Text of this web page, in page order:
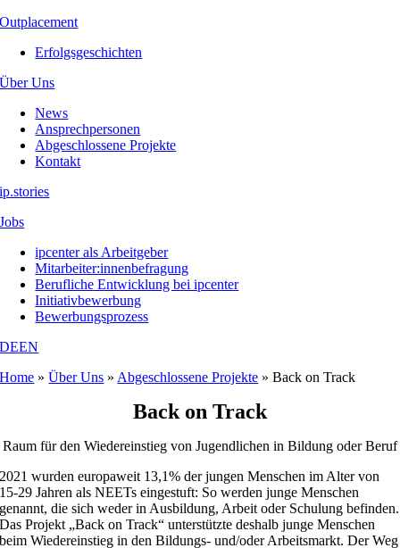
Outplacement
Erfolgsgeschichten
Über Uns
News
Ansprechpersonen
Abgeschlossene Projekte
Kontakt
ip.stories
Jobs
ipcenter als Arbeitgeber
Mitarbeiter:innenbefragung
Berufliche Entwicklung bei ipcenter
Initiativbewerbung
Bewerbungsprozess
DEEN
Home »Über Uns » Abgeschlossene Projekte »Back on Track
Back on Track
Raum für den Wiedereinstieg von Jugendlichen in Bildung oder Beruf
2021 wurden europaweit 13,1% der jungen Menschen im Alter von
15-29 Jahren als NEETs eingestuft: So werden junge Menschen
genannt, die sich weder in Ausbildung, Arbeit oder Schulung befinden.
Das Projekt „Back on Track“ unterstützte deshalb junge Menschen
beim Wiedereinstieg in den Bildungs- und/oder Arbeitsmarkt. Der Weg